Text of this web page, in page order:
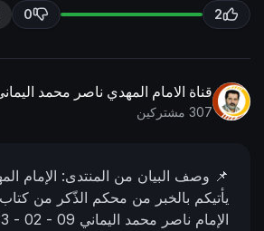
s
f
l
s
2
0
قناة الامام المهدي ناصر محمد
307 مشتركين
📌 وصف البیان من المنتدى: الإمام
يأتيكم بالخبر من محكم الذّكر من
الإمام ناصر محمد اليماني 09 - 02 - 1433 هـ